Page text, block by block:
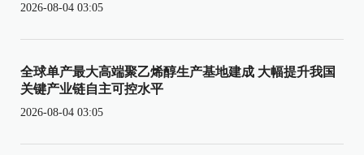
2026-08-04 03:05
全球单产最大高端聚乙烯醇生产基地建成 大幅提升我国
关键产业链自主可控水平
2026-08-04 03:05